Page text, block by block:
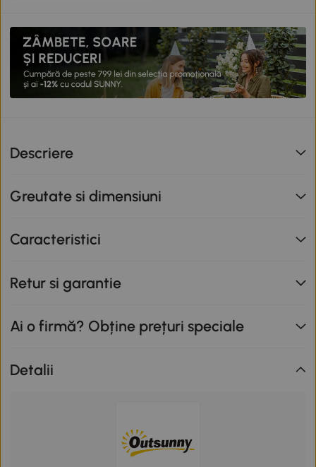
Descriere
Greutate si dimensiuni
Caracteristici
Retur si garantie
Ai o firmă? Obține prețuri speciale
Detalii